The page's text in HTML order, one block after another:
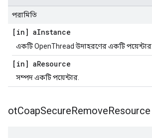
পরামিতি
[in] aInstance
একটি OpenThread উদাহরণের একটি পয়েন্টার.
[in] aResource
সম্পদ একটি পয়েন্টার.
otCoapSecureRemoveResource